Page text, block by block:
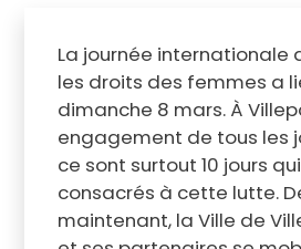
La journée internationale
les droits des femmes a
dimanche 8 mars. À
engagement de tous les
ce sont surtout 10 jours
consacrés à cette lutte.
maintenant, la Ville de